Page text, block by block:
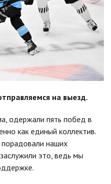
на выезд.
одержали пять побед в
как единый коллектив.
наших
это, ведь мы